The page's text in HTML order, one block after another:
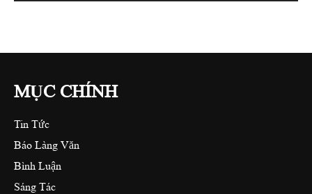
MỤC CHÍNH
Tin Tức
Báo Làng Văn
Bình Luận
Sáng Tác